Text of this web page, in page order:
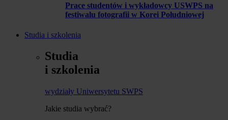
Prace studentów i wykładowcy USWPS na
festiwalu fotografii w Korei Południowej
Studia i szkolenia
Studia
i szkolenia
wydziały Uniwersytetu SWPS
Jakie studia wybrać?